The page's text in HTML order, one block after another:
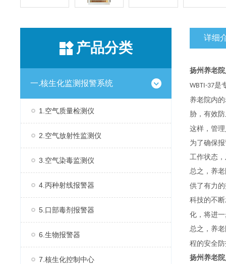
产品分类
一.核生化监测报警系统
1.空气质量检测仪
2.空气放射性监测仪
3.空气染毒监测仪
4.丙种射线报警器
5.口部毒剂报警器
6.生物报警器
7.核生化控制中心
详细
扬州养老
WBTI-37是
养老院内
胁，有效
这样，管
为了确保
工作状态
总之，养
供了有力
科技的不
化，将进
总之，养
程的安全
扬州养老